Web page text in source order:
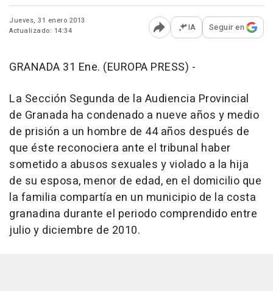
Jueves, 31 enero 2013
Actualizado: 14:34
Abrir opciones para
IA Seguir en
GRANADA 31 Ene. (EUROPA PRESS) -
La Sección Segunda de la Audiencia Provincial
de Granada ha condenado a nueve años y medio
de prisión a un hombre de 44 años después de
que éste reconociera ante el tribunal haber
sometido a abusos sexuales y violado a la hija
de su esposa, menor de edad, en el domicilio que
la familia compartía en un municipio de la costa
granadina durante el periodo comprendido entre
julio y diciembre de 2010.